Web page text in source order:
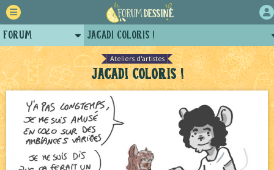
Ateliers d'artistes
Jacadi Coloris !
Forum
Retour
Auteurs
Projets
Tutoriels
Jacadi Coloris !
Le Jeu du Trône New Romance – 19h
NEW
Le Jeu du Trône New Romance – Généalogie NEW
Bavardages
Le Jeu du Trône – Fanarts NEW
Le Château Noir - Coulisses NEW
Échecs NEW